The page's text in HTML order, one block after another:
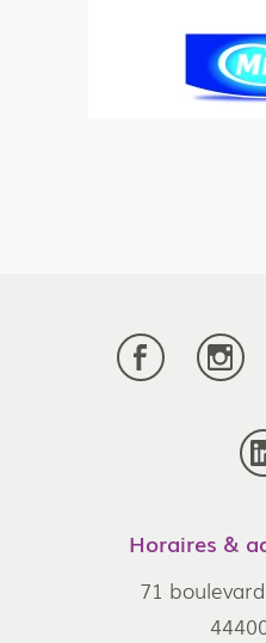
Horaires &
71